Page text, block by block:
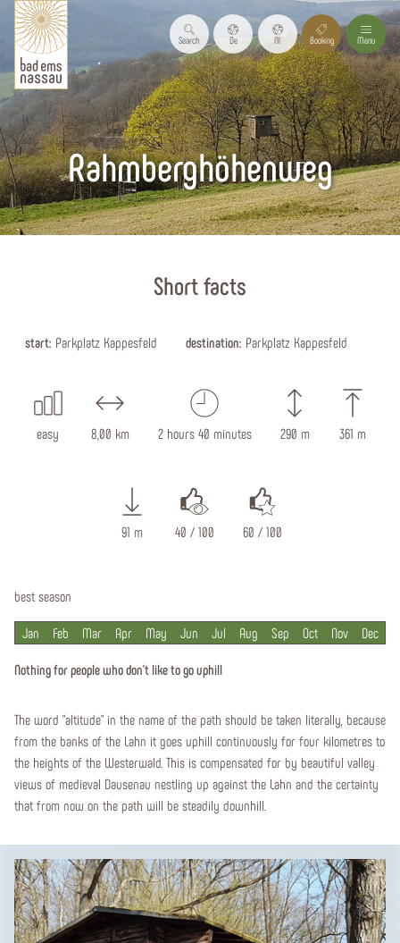
Search De Nl Booking Menu
Rahmberghöhenweg
Short facts
start: Parkplatz Kappesfeld destination: Parkplatz Kappesfeld
easy 8,00 km 2 hours 40 minutes 290 m 361 m
91 m 40 / 100 60 / 100
best season
Jan Feb Mar Apr May Jun Jul Aug Sep Oct Nov Dec
Nothing for people who don't like to go uphill
The word "altitude" in the name of the path should be taken literally, because
from the banks of the Lahn it goes uphill continuously for four kilometres to
the heights of the Westerwald. This is compensated for by beautiful valley
views of medieval Dausenau nestling up against the Lahn and the certainty
that from now on the path will be steadily downhill.